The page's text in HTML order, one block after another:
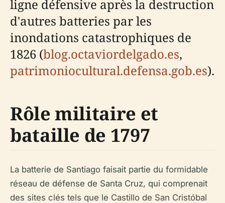
ligne défensive après la destruction
d'autres batteries par les
inondations catastrophiques de
1826 (blog.octaviordelgado.es,
patrimoniocultural.defensa.gob.es).
Rôle militaire et
bataille de 1797
La batterie de Santiago faisait partie du formidable
réseau de défense de Santa Cruz, qui comprenait
des sites clés tels que le Castillo de San Cristóbal